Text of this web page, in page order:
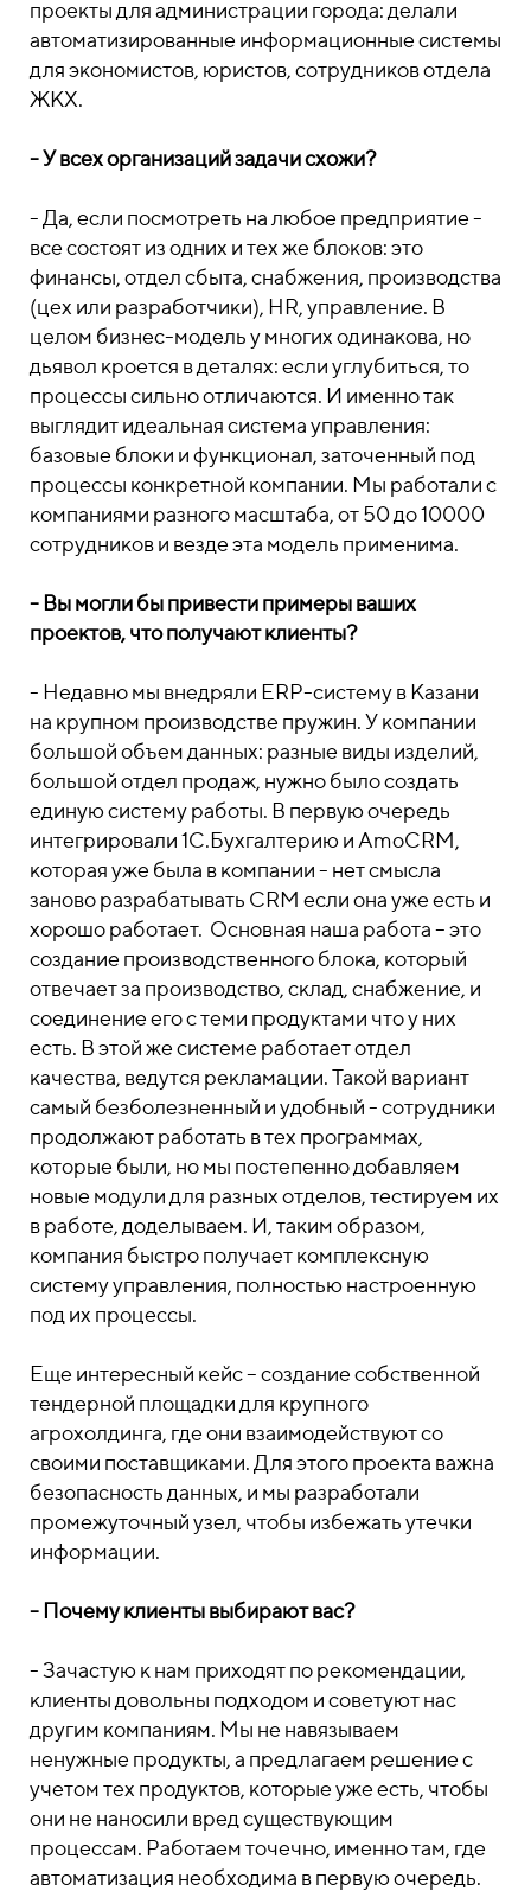
проекты для администрации города: делали
автоматизированные информационные системы
для экономистов, юристов, сотрудников отдела
ЖКХ.
- У всех организаций задачи схожи?
- Да, если посмотреть на любое предприятие -
все состоят из одних и тех же блоков: это
финансы, отдел сбыта, снабжения, производства
(цех или разработчики), HR, управление. В
целом бизнес-модель у многих одинакова, но
дьявол кроется в деталях: если углубиться, то
процессы сильно отличаются. И именно так
выглядит идеальная система управления:
базовые блоки и функционал, заточенный под
процессы конкретной компании. Мы работали с
компаниями разного масштаба, от 50 до 10000
сотрудников и везде эта модель применима.
- Вы могли бы привести примеры ваших
проектов, что получают клиенты?
- Недавно мы внедряли ERP-систему в Казани
на крупном производстве пружин. У компании
большой объем данных: разные виды изделий,
большой отдел продаж, нужно было создать
единую систему работы. В первую очередь
интегрировали 1С.Бухгалтерию и AmoCRM,
которая уже была в компании - нет смысла
заново разрабатывать CRM если она уже есть и
хорошо работает. Основная наша работа – это
создание производственного блока, который
отвечает за производство, склад, снабжение, и
соединение его с теми продуктами что у них
есть. В этой же системе работает отдел
качества, ведутся рекламации. Такой вариант
самый безболезненный и удобный - сотрудники
продолжают работать в тех программах,
которые были, но мы постепенно добавляем
новые модули для разных отделов, тестируем их
в работе, доделываем. И, таким образом,
компания быстро получает комплексную
систему управления, полностью настроенную
под их процессы.
Еще интересный кейс – создание собственной
тендерной площадки для крупного
агрохолдинга, где они взаимодействуют со
своими поставщиками. Для этого проекта важна
безопасность данных, и мы разработали
промежуточный узел, чтобы избежать утечки
информации.
- Почему клиенты выбирают вас?
- Зачастую к нам приходят по рекомендации,
клиенты довольны подходом и советуют нас
другим компаниям. Мы не навязываем
ненужные продукты, а предлагаем решение с
учетом тех продуктов, которые уже есть, чтобы
они не наносили вред существующим
процессам. Работаем точечно, именно там, где
автоматизация необходима в первую очередь.